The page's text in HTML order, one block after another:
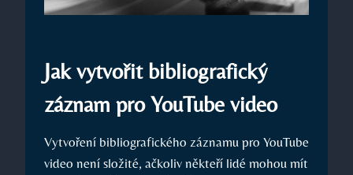
Jak vytvořit bibliografický
záznam pro YouTube video
Vytvoření bibliografického záznamu pro YouTube
video není složité, ačkoliv někteří lidé mohou mít